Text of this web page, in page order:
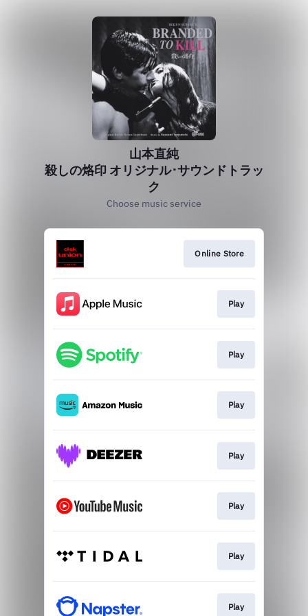
山本直純
殺しの烙印 オリジナル･サウンドトラッ
ク
Choose music service
Online Store
Play
Play
Play
Play
Play
Play
Play